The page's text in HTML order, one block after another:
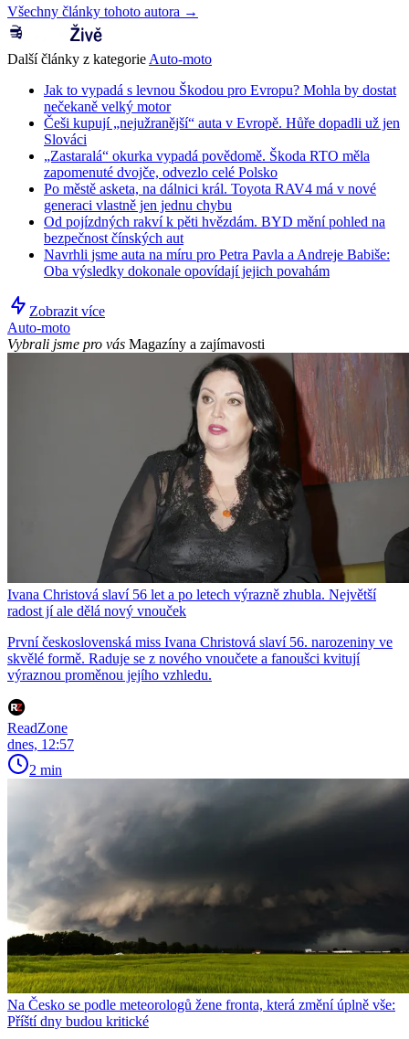
Všechny články tohoto autora →
Další články z kategorie Auto-moto
Jak to vypadá s levnou Škodou pro Evropu? Mohla by dostat
nečekaně velký motor
Češi kupují „nejužranější“ auta v Evropě. Hůře dopadli už jen
Slováci
„Zastaralá“ okurka vypadá povědomě. Škoda RTO měla
zapomenuté dvojče, odvezlo celé Polsko
Po městě asketa, na dálnici král. Toyota RAV4 má v nové
generaci vlastně jen jednu chybu
Od pojízdných rakví k pěti hvězdám. BYD mění pohled na
bezpečnost čínských aut
Navrhli jsme auta na míru pro Petra Pavla a Andreje Babiše:
Oba výsledky dokonale opovídají jejich povahám
Zobrazit více
Auto-moto
Vybrali jsme pro vás Magazíny a zajímavosti
Ivana Christová slaví 56 let a po letech výrazně zhubla. Největší
radost jí ale dělá nový vnouček
První československá miss Ivana Christová slaví 56. narozeniny ve
skvělé formě. Raduje se z nového vnoučete a fanoušci kvitují
výraznou proměnou jejího vzhledu.
ReadZone
dnes, 12:57
2 min
Na Česko se podle meteorologů žene fronta, která změní úplně vše:
Příští dny budou kritické